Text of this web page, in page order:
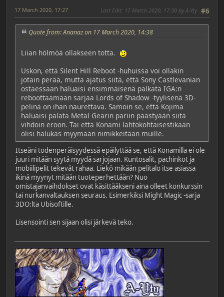
#6
17 March 2020, 17:27 Last Edit: 17 March 2020, 17:30 by A-Yty
Quote from: Ananaz on 17 March 2020, 14:38
Liian hölmöä ollakseen totta.
Uskon, että Silent Hill Reboot -huhuissa voi ollakin
jotain perää, mutta ajatus siitä, että Sony Castlevanian
ostaessaan haluaisi ensimmäisenä palkata IGA:n
reboottaamaan sarjaa Lords of Shadow -tyylisenä 3D-
pelinä on ihan naurettava. Samoin se, että Kojima
haluaisi palata Metal Gearin pariin päästyään siitä
vihdoin eroon. Tai että Konami lähtökohtaisestikaan
olisi halukas myymään nimikkeitään muille.
Itseäni todenperäisyydessä epäilyttää se, että Konamilla ei ole
juuri mitään syytä myydä sarjojaan. Kuntosalit, pachinkot ja
mobiilipelit tekevät rahaa. Liekö mikään pelitalo itse asiassa
ikinä myynyt mitään tuoteperhettään? Nuo
omistajanvaihdokset ovat käsittääkseni aina olleet konkurssin
tai nurkanvaltauksen seuraus. Esimerkiksi Might Magic -sarja
3DO:lta Ubisoftille.
Lisensointi sen sijaan olisi järkevä teko.